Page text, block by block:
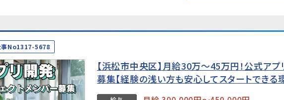
事No1317-5678
【浜松市中央区】月給30万～45万円！公式
募集【経験の浅い方も安心してスタートできる